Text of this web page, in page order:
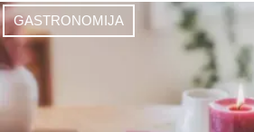
GASTRONOMIJA